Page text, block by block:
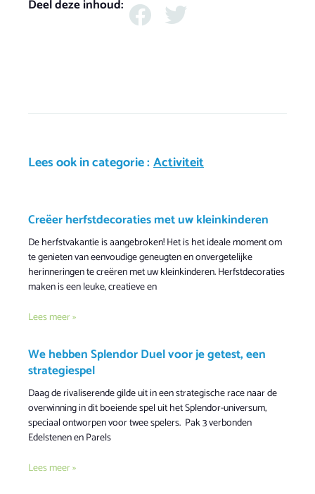
Deel deze inhoud:
Lees ook in categorie :Activiteit
Creëer herfstdecoraties met uw kleinkinderen
De herfstvakantie is aangebroken! Het is het ideale moment om
te genieten van eenvoudige geneugten en onvergetelijke
herinneringen te creëren met uw kleinkinderen. Herfstdecoraties
maken is een leuke, creatieve en
Lees meer »
We hebben Splendor Duel voor je getest, een
strategiespel
Daag de rivaliserende gilde uit in een strategische race naar de
overwinning in dit boeiende spel uit het Splendor-universum,
speciaal ontworpen voor twee spelers. Pak 3 verbonden
Edelstenen en Parels
Lees meer »